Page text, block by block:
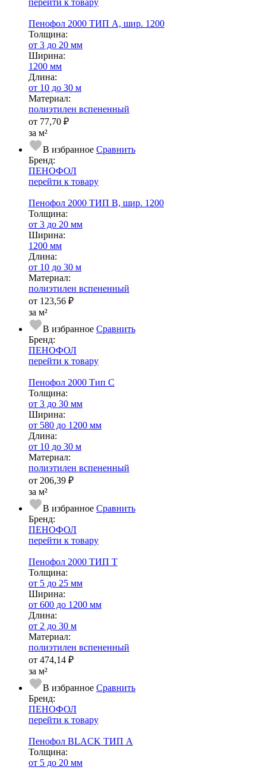
Пенофол 2000 ТИП А, шир. 1200
Тол­щи­на:
от 3 до 20 мм
Ширина:
1200 мм
Длина:
от 10 до 30 м
Ма­­те­­ри­­ал:
полиэтилен вспененный
от 77,70 ₽
за м²
В избранное Сравнить
Бренд:
ПЕНОФОЛ
перейти к товару
Пенофол 2000 ТИП B, шир. 1200
Тол­щи­на:
от 3 до 20 мм
Ширина:
1200 мм
Длина:
от 10 до 30 м
Ма­­те­­ри­­ал:
полиэтилен вспененный
от 123,56 ₽
за м²
В избранное Сравнить
Бренд:
ПЕНОФОЛ
перейти к товару
Пенофол 2000 Тип С
Тол­щи­на:
от 3 до 30 мм
Ширина:
от 580 до 1200 мм
Длина:
от 10 до 30 м
Ма­­те­­ри­­ал:
полиэтилен вспененный
от 206,39 ₽
за м²
В избранное Сравнить
Бренд:
ПЕНОФОЛ
перейти к товару
Пенофол 2000 ТИП Т
Тол­щи­на:
от 5 до 25 мм
Ширина:
от 600 до 1200 мм
Длина:
от 2 до 30 м
Ма­­те­­ри­­ал:
полиэтилен вспененный
от 474,14 ₽
за м²
В избранное Сравнить
Бренд:
ПЕНОФОЛ
перейти к товару
Пенофол BLACK ТИП А
Тол­щи­на:
от 5 до 20 мм